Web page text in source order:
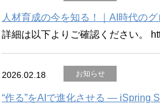
人材育成の今を知る！｜AI時代の
詳細は以下よりご確認ください。
2026.02.18 お知らせ
“作る”をAIで進化させる ― iSpring